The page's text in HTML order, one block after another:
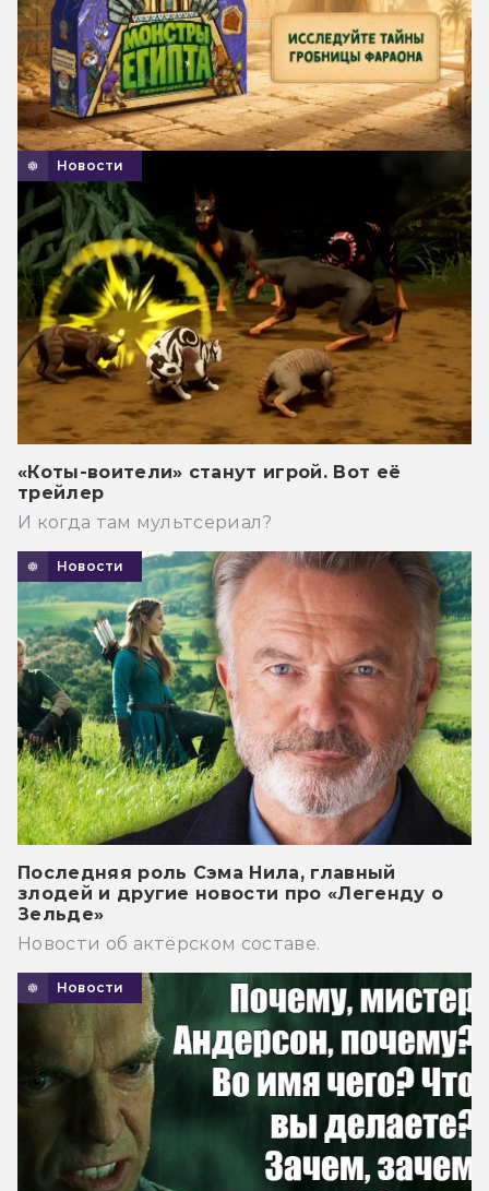
Новости
«Коты-воители» станут игрой. Вот её
трейлер
И когда там мультсериал?
Новости
Последняя роль Сэма Нила, главный
злодей и другие новости про «Легенду о
Зельде»
Новости об актёрском составе.
Новости